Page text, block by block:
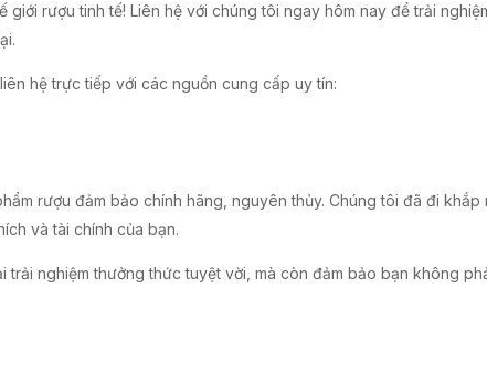
giới rượu tinh tế! Liên hệ với chúng tôi ngay hôm nay để trải
hệ trực tiếp với các nguồn cung cấp uy tín:
rượu đảm bảo chính hãng, nguyên thủy. Chúng tôi đã đi khắp
và tài chính của bạn.
trải nghiệm thưởng thức tuyệt vời, mà còn đảm bảo bạn không